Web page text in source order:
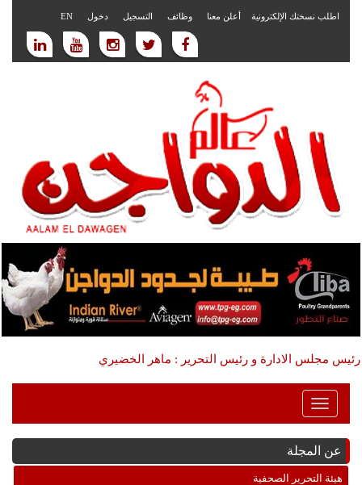
اطلب نسختك الإلكترونية أعلن معنا وظائف التسجيل دخول EN
رئيس مجلس الادارة و رئيس التحرير : ماهر الخضيري
Toggle
Navigation
عن المجلة
هيئة التحرير الصحفية